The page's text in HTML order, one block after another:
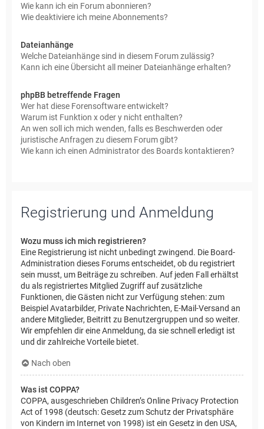
Wie kann ich ein Forum abonnieren?
Wie deaktiviere ich meine Abonnements?
Dateianhänge
Welche Dateianhänge sind in diesem Forum zulässig?
Kann ich eine Übersicht all meiner Dateianhänge erhalten?
phpBB betreffende Fragen
Wer hat diese Forensoftware entwickelt?
Warum ist Funktion x oder y nicht enthalten?
An wen soll ich mich wenden, falls es Beschwerden oder
juristische Anfragen zu diesem Forum gibt?
Wie kann ich einen Administrator des Boards kontaktieren?
Registrierung und Anmeldung
Wozu muss ich mich registrieren?
Eine Registrierung ist nicht unbedingt zwingend. Die Board-
Administration dieses Forums entscheidet, ob du registriert
sein musst, um Beiträge zu schreiben. Auf jeden Fall erhältst
du als registriertes Mitglied Zugriff auf zusätzliche
Funktionen, die Gästen nicht zur Verfügung stehen: zum
Beispiel Avatarbilder, Private Nachrichten, E-Mail-Versand an
andere Mitglieder, Beitritt zu Benutzergruppen und so weiter.
Wir empfehlen dir eine Anmeldung, da sie schnell erledigt ist
und dir zahlreiche Vorteile bietet.
Nach oben
Was ist COPPA?
COPPA, ausgeschrieben Children’s Online Privacy Protection
Act of 1998 (deutsch: Gesetz zum Schutz der Privatsphäre
von Kindern im Internet von 1998) ist ein Gesetz in den USA,